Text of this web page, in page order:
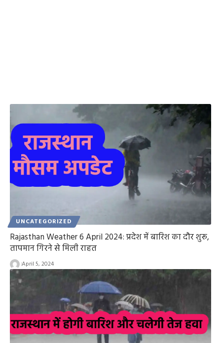
UNCATEGORIZED
Rajasthan Weather 6 April 2024: प्रदेश में बारिश का दौर शुरू,
तापमान गिरने से मिली राहत
April 5, 2024